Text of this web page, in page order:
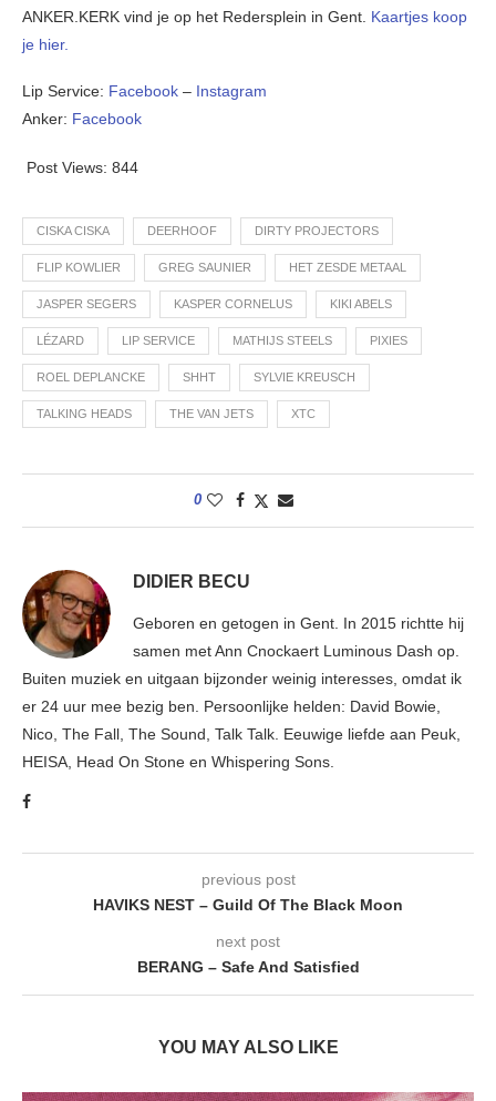
ANKER.KERK vind je op het Redersplein in Gent. Kaartjes koop
je hier.
Lip Service: Facebook – Instagram
Anker: Facebook
Post Views: 844
CISKA CISKA DEERHOOF DIRTY PROJECTORS
FLIP KOWLIER GREG SAUNIER HET ZESDE METAAL
JASPER SEGERS KASPER CORNELUS KIKI ABELS
LÉZARD LIP SERVICE MATHIJS STEELS PIXIES
ROEL DEPLANCKE SHHT SYLVIE KREUSCH
TALKING HEADS THE VAN JETS XTC
0
DIDIER BECU
Geboren en getogen in Gent. In 2015 richtte hij
samen met Ann Cnockaert Luminous Dash op.
Buiten muziek en uitgaan bijzonder weinig interesses, omdat ik
er 24 uur mee bezig ben. Persoonlijke helden: David Bowie,
Nico, The Fall, The Sound, Talk Talk. Eeuwige liefde aan Peuk,
HEISA, Head On Stone en Whispering Sons.
previous post
HAVIKS NEST – Guild Of The Black Moon
next post
BERANG – Safe And Satisfied
YOU MAY ALSO LIKE